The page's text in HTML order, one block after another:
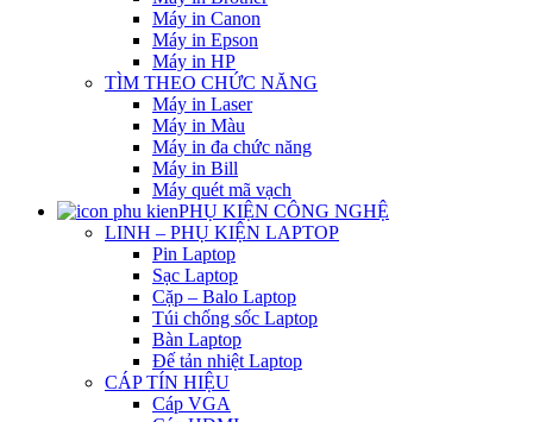
Máy in Canon
Máy in Epson
Máy in HP
TÌM THEO CHỨC NĂNG
Máy in Laser
Máy in Màu
Máy in đa chức năng
Máy in Bill
Máy quét mã vạch
PHỤ KIỆN CÔNG NGHỆ
LINH – PHỤ KIỆN LAPTOP
Pin Laptop
Sạc Laptop
Cặp – Balo Laptop
Túi chống sốc Laptop
Bàn Laptop
Đế tản nhiệt Laptop
CÁP TÍN HIỆU
Cáp VGA